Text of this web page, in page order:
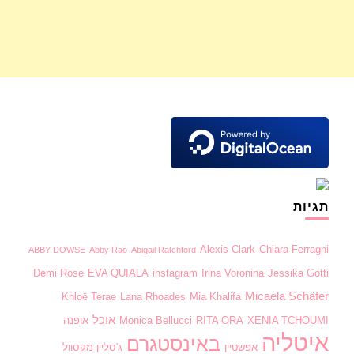
תגיות
ABBY DOWSE Abby Rao Abigail Ratchford Alexis Clark Chiara Ferragni
Demi Rose EVA QUIALA instagram Irina Voronina Jessika Gotti
Khloë Terae Lana Rhoades Mia Khalifa Micaela Schäfer
Monica Bellucci RITA ORA XENIA TCHOUMI אוכל אופנה
איטליה אפשטיין באינסטגרם ג'סליין מקסוול